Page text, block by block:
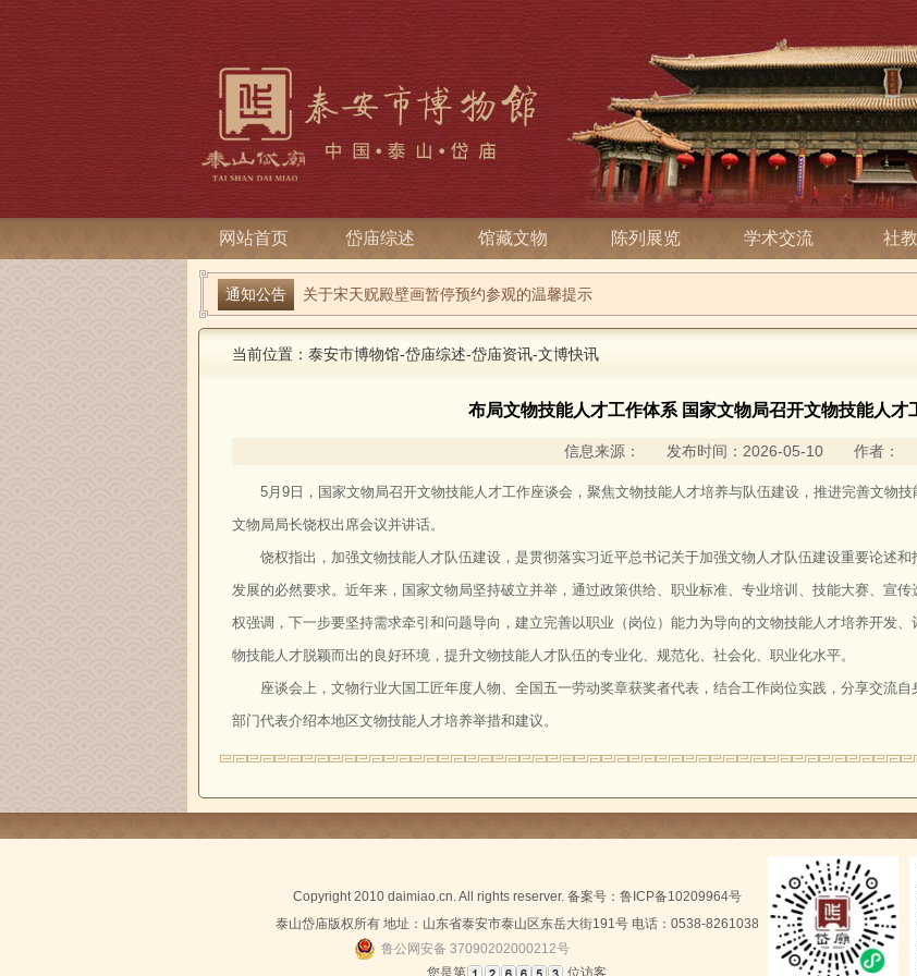
网站首页 岱庙综述 馆藏文物 陈列展览 学术交流 社
通知公告
关于宋天贶殿壁画暂停预约参观的温馨提示
当前位置： 泰安市博物馆-岱庙综述-岱庙资讯-文博快讯
布局文物技能人才工作体系 国家文物局召开文物技能人才
信息来源： 发布时间：2026-05-10 作者：
5月9日，国家文物局召开文物技能人才工作座谈会，聚焦文物技能人才培养与队伍建设，推进完善文物
文物局局长饶权出席会议并讲话。
饶权指出，加强文物技能人才队伍建设，是贯彻落实习近平总书记关于加强文物人才队伍建设重要论述
发展的必然要求。近年来，国家文物局坚持破立并举，通过政策供给、职业标准、专业培训、技能大赛、宣
权强调，下一步要坚持需求牵引和问题导向，建立完善以职业（岗位）能力为导向的文物技能人才培养开发
物技能人才脱颖而出的良好环境，提升文物技能人才队伍的专业化、规范化、社会化、职业化水平。
座谈会上，文物行业大国工匠年度人物、全国五一劳动奖章获奖者代表，结合工作岗位实践，分享交流
部门代表介绍本地区文物技能人才培养举措和建议。
Copyright 2010 daimiao.cn. All rights reserver. 备案号： 鲁ICP备10209964号
泰山岱庙版权所有 地址：山东省泰安市泰山区东岳大街191号 电话：0538-8261038
鲁公网安备 37090202000212号
您是第
位访客